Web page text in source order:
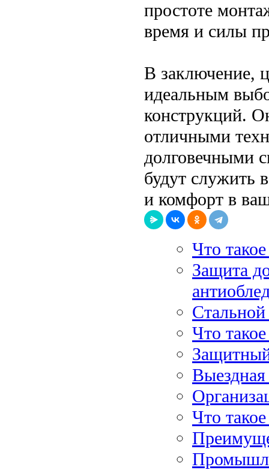
простоте
время и силы
В заключение,
идеальным
конструкций.
отличными
долговечными
будут служить
и комфорт в
Что
Защита
Что
Что